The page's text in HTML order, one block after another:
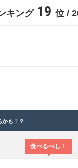
キング 19 位 /
かも！？
食べるべし！